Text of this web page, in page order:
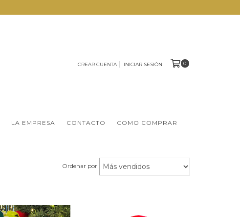
CREAR CUENTA INICIAR SESIÓN 0
LA EMPRESA CONTACTO COMO COMPRAR
Ordenar por